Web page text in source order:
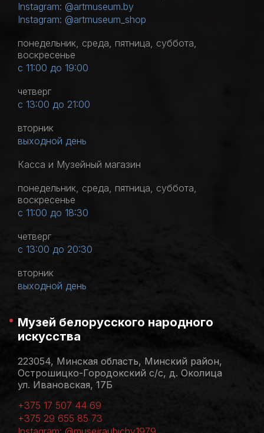
Instagram: @artmuseum.by
Instagram: @artmuseum_shop
понедельник, среда, пятница, суббота,
воскресенье
с 11:00 до 19:00
четверг
с 13:00 до 21:00
вторник
выходной день
Касса и Музейный магазин
понедельник, среда, пятница, суббота,
воскресенье
с 11:00 до 18:30
четверг
с 13:00 до 20:30
вторник
выходной день
Музей белорусского народного
искусства
223054, Минская область, Минский район,
Острошицко-Городокский с/с, д. Околица
ул. Ивановская, 17Б
+375 17 507 44 69
+375 29 655 85 73